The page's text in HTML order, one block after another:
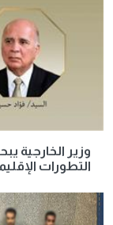
وزير الخارجية
التطورات